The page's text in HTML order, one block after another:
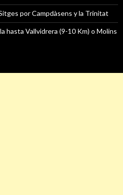
por Campdàsens y la Trinitat
hasta Vallvidrera (9-10 Km) o Molins